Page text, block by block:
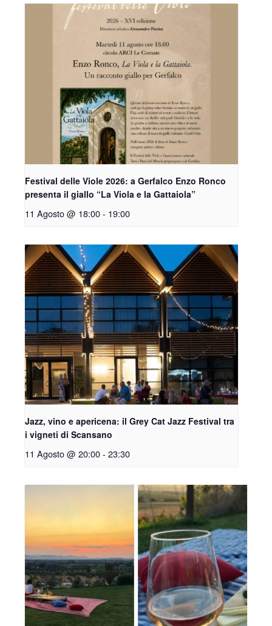
Festival delle Viole 2026: a Gerfalco Enzo Ronco
presenta il giallo “La Viola e la Gattaiola”
11 Agosto @ 18:00- 19:00
Jazz, vino e apericena: il Grey Cat Jazz Festival tra
i vigneti di Scansano
11 Agosto @ 20:00- 23:30